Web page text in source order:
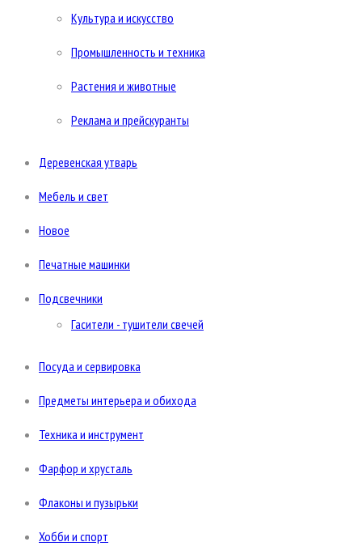
Культура и искусство
Промышленность и техника
Растения и животные
Реклама и прейскуранты
Деревенская утварь
Мебель и свет
Новое
Печатные машинки
Подсвечники
Гасители - тушители свечей
Посуда и сервировка
Предметы интерьера и обихода
Техника и инструмент
Фарфор и хрусталь
Флаконы и пузырьки
Хобби и спорт